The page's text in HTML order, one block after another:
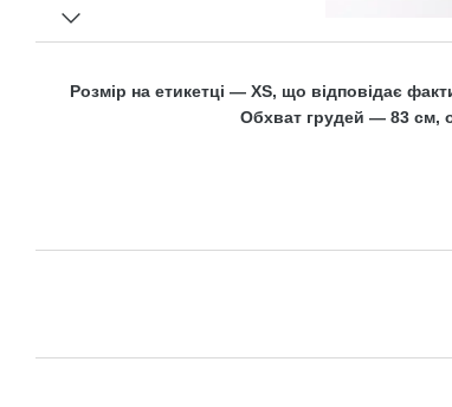
Розмір на етикетці — XS, що відповідає
Обхват грудей — 83 см,